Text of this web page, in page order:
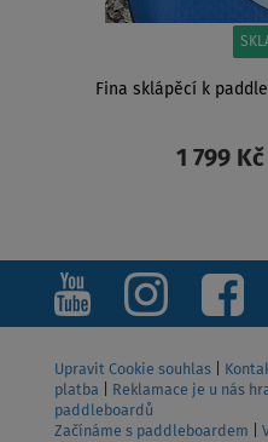
Fina sklápěcí k
1 799 Kč
ZOBRAZIT
Upravit Cookie souhlas
platba
Reklamace je u nás
paddleboardů
Začínáme s paddleboardem